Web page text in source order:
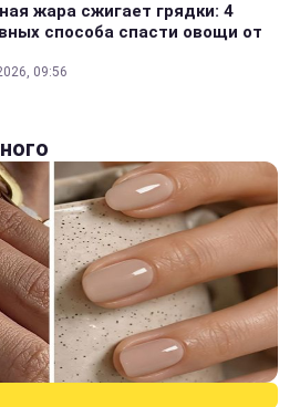
жара сжигает грядки: 4
способа спасти овощи от
09:56